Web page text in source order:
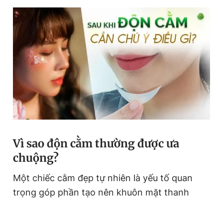
Tiện ích Bạn cần biết
Thông tin tòa soạn Liên hệ quảng cáo
Theo dõi báo trên
Vì sao độn cằm thường được ưa
chuộng?
Một chiếc cằm đẹp tự nhiên là yếu tố quan
trọng góp phần tạo nên khuôn mặt thanh